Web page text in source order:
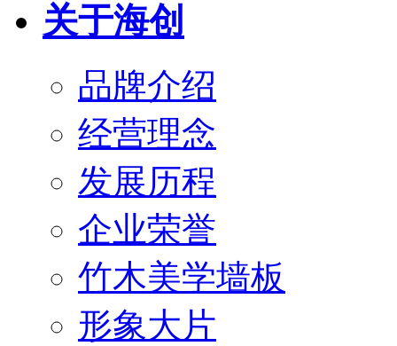
关于海创
品牌介绍
经营理念
发展历程
企业荣誉
竹木美学墙板
形象大片